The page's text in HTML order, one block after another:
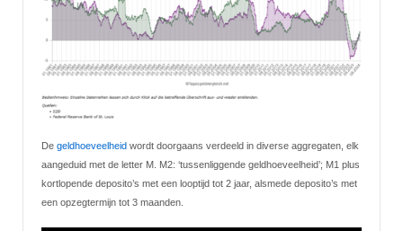
De geldhoeveelheid wordt doorgaans verdeeld in diverse aggregaten, elk
aangeduid met de letter M. M2: ‘tussenliggende geldhoeveelheid’; M1 plus
kortlopende deposito’s met een looptijd tot 2 jaar, alsmede deposito’s met
een opzegtermijn tot 3 maanden.